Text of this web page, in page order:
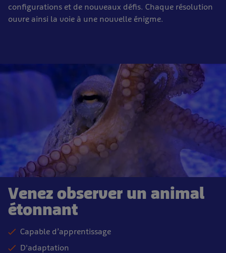
configurations et de nouveaux défis. Chaque résolution
ouvre ainsi la voie à une nouvelle énigme.
Venez observer un animal
étonnant
Capable d’apprentissage
D'adaptation